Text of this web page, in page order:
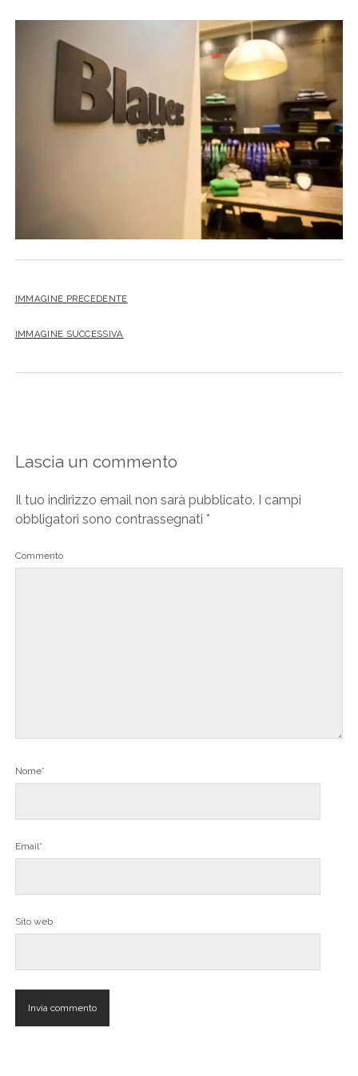
IMMAGINE PRECEDENTE
IMMAGINE SUCCESSIVA
Lascia un commento
Il tuo indirizzo email non sarà pubblicato.
I campi
obbligatori sono contrassegnati *
Commento
Nome*
Email*
Sito web